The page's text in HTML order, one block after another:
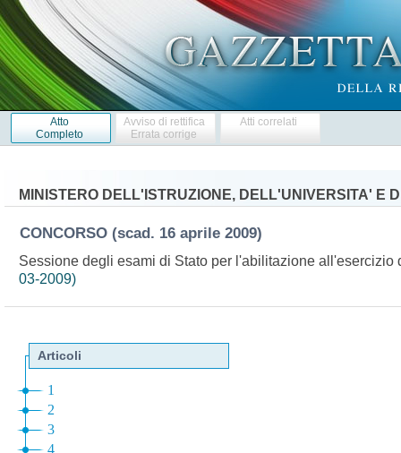
Atto
Completo
Avviso di rettifica
Errata corrige
Atti correlati
MINISTERO DELL'ISTRUZIONE, DELL'UNIVERSITA' E
CONCORSO (scad. 16 aprile 2009)
Sessione degli esami di Stato per l'abilitazione
03-2009)